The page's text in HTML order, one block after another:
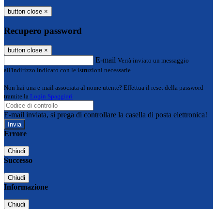
button close ×
Recupero password
button close ×
E-mail Verrà inviato un messaggio
all'indirizzo indicato con le istruzioni necessarie.
Non hai una e-mail associata al nome utente? Effettua il reset della password
tramite la Login Spaggiari
E-mail inviata, si prega di controllare la casella di posta elettronica!
Errore
Chiudi
Successo
Chiudi
Informazione
Chiudi